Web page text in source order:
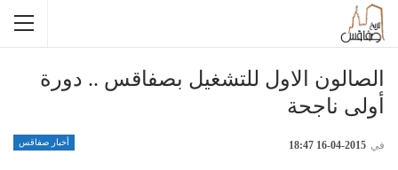
الصالون الاول للتشغيل بصفاقس .. دورة
أولى ناجحة
أخبار صفاقس في 2015-04-16 18:47